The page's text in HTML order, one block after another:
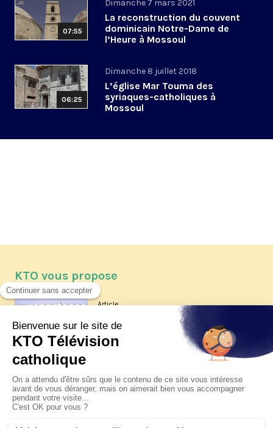
07:55
Dimanche 7 mars 2021
La reconstruction du couvent
dominicain Notre-Dame de
l’Heure à Mossoul
06:25
Dimanche 8 juillet 2018
L’église Mar Touma des
syriaques-catholiques à
Mossoul
KTO vous propose
Article
Les reportages d'été 2026 de KTO
La visite pastorale du pape Léon
XIV à Assise à suivre sur KTO le
jeudi 6 août